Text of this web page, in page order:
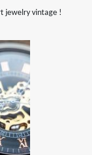
jewelry vintage !